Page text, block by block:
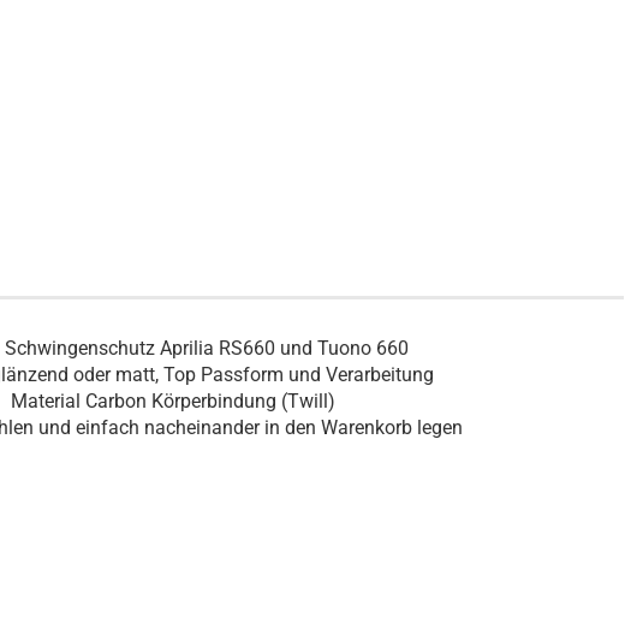
Schwingenschutz Aprilia RS660 und Tuono 660​
oder matt, Top Passform und Verarbeitung
Material Carbon Körperbindung (Twill)
und einfach nacheinander in den Warenkorb legen